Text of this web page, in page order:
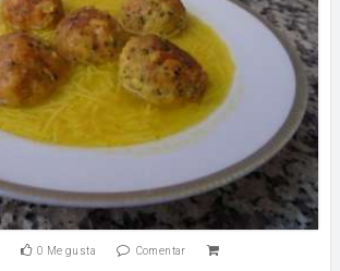
0 Me gusta Comentar